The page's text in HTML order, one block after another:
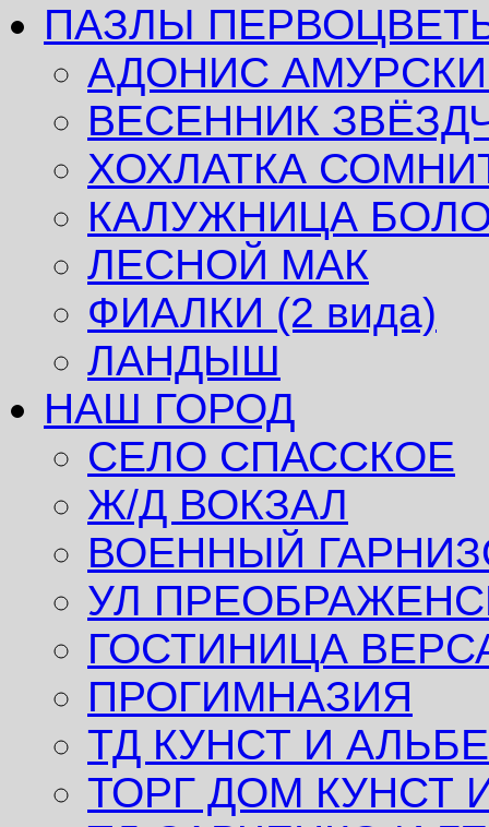
ПАЗЛЫ
АДОНИС
ВЕСЕННИК
ХОХЛАТКА
КАЛУЖНИЦА
ЛЕСНОЙ МАК
ФИАЛКИ (2 вида)
ЛАНДЫШ
НАШ ГОРОД
СЕЛО СПАССКОЕ
Ж/Д ВОКЗАЛ
ВОЕННЫЙ
УЛ
ГОСТИНИЦА
ПРОГИМНАЗИЯ
ТД КУНСТ И
ТОРГ ДОМ КУНСТ